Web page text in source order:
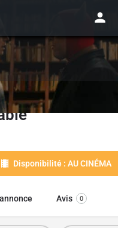
Disponibilité : AU CINÉMA
Avis 0